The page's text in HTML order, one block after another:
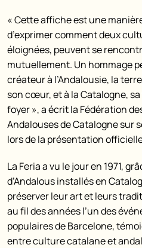
« Cette affiche est une
d’exprimer comment deux
éloignées, peuvent se
mutuellement. Un hommage
créateur à l’Andalousie, la
son cœur, et à la Catalogne,
foyer », a écrit la Fédération
Andalouses de Catalogne sur
lors de la présentation
La Feria a vu le jour en 1971,
d’Andalous installés en
préserver leur art et leurs
au fil des années l’un des
populaires de Barcelone,
entre culture catalane et